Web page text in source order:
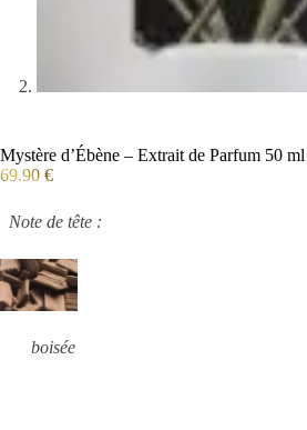
Mystère d’Ébène – Extrait de Parfum 50 ml
69.90 €
Note de tête :
boisée